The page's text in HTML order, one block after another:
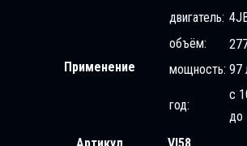
Применение
двигатель:
объём:
мощность: 97
год:
с
до